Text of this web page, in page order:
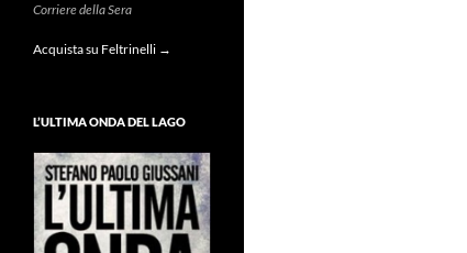
Corriere della Sera
Acquista su Feltrinelli →
L’ULTIMA ONDA DEL LAGO